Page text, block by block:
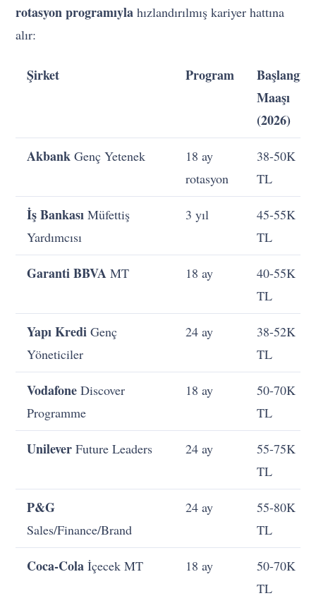
rotasyon programıyla hızlandırılmış kariyer hattına
alır:
Şirket Program
Başlangıç
Maaşı
(2026)
Akbank Genç Yetenek
18 ay
rotasyon
38-50K
TL
İş Bankası Müfettiş
Yardımcısı
3 yıl
45-55K
TL
Garanti BBVA MT 18 ay
40-55K
TL
Yapı Kredi Genç
Yöneticiler
24 ay
38-52K
TL
Vodafone Discover
Programme
18 ay
50-70K
TL
Unilever Future Leaders 24 ay
55-75K
TL
P&G
Sales/Finance/Brand
24 ay
55-80K
TL
Coca-Cola İçecek MT 18 ay
50-70K
TL